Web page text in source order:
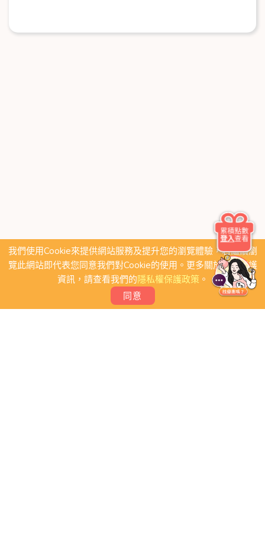
我們使用Cookie來提供網站服務及提升您的瀏覽體驗，若繼續瀏
覽此網站即代表您同意我們對Cookie的使用。更多關於隱私保護
資訊，請查看我們的隱私權保護政策。
同意
累積點數
登入查看